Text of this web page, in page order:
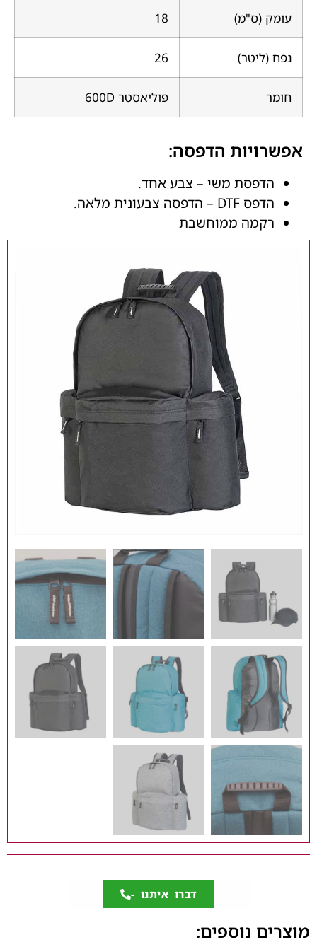
עומק (ס"מ) 18
נפח (ליטר) 26
חומר פוליאסטר 600D
אפשרויות הדפסה:
הדפסת משי – צבע אחד.
הדפס DTF – הדפסה צבעונית מלאה.
רקמה ממוחשבת
דברו איתנו -
מוצרים נוספים: